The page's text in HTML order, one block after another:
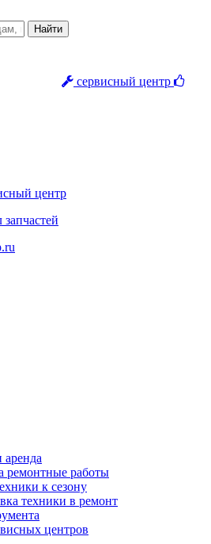
сервисный центр
центр
ремонтные работы
к сезону
техники в ремонт
центров